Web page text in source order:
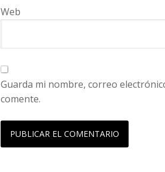
Web
Guarda mi nombre, correo
comente.